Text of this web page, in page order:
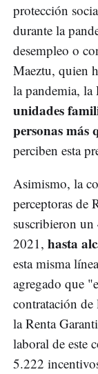
protección
durante la
desempleo o
Maeztu, quien
la pandemia, la
unidades
personas más
perciben esta
Asimismo, la
perceptoras de
suscribieron un
2021, hasta
esta misma
agregado que
contratación
la Renta
laboral de este
5.222